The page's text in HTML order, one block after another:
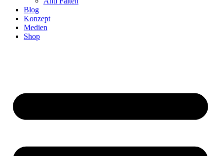
Blog
Konzept
Medien
Shop